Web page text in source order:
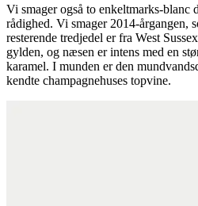
Vi smager også to enkeltmarks-blanc
rådighed. Vi smager 2014-årgangen,
resterende tredjedel er fra West
gylden, og næsen er intens med en
karamel. I munden er den
kendte champagnehuses topvine.